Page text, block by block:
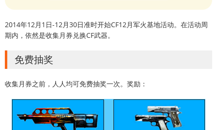
2014年12月1日-12月30日准时开始CF12月军火基地活动。在活动周
期内，依然是收集月券兑换CF武器。
免费抽奖
收集月券之前，人人均可免费抽奖一次。奖励：